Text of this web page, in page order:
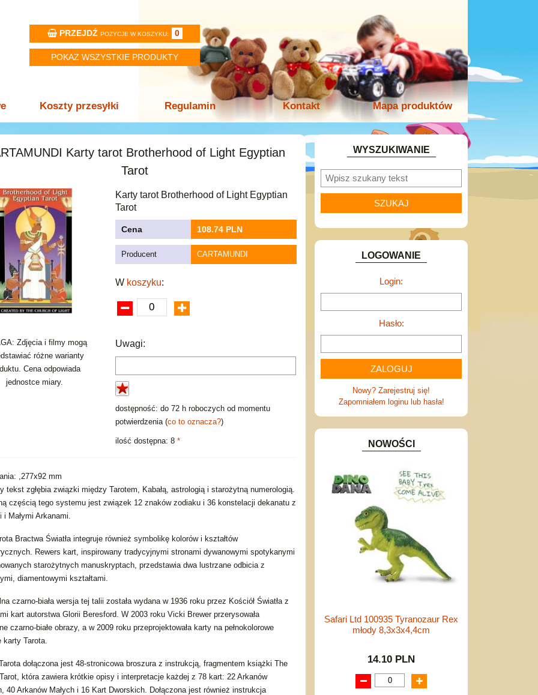
PRZEJDŹ POZYCJE W KOSZYKU: 0
POKAZ WSZYSTKIE PRODUKTY
Koszty przesyłki Regulamin Kontakt Mapa produktów
Karty tarot Brotherhood of Light Egyptian
Tarot
Zdjęcia i filmy mogą
różne warianty
Cena odpowiada
jednostce miary.
Karty tarot Brotherhood of Light Egyptian
Tarot
Cena 108.74 PLN
Producent CARTAMUNDI
W koszyku:
Uwagi:
dostępność: do 72 h roboczych od momentu
potwierdzenia (co to oznacza?)
ilość dostępna: 8 *
,277x92 mm
tekst zgłębia związki między Tarotem, Kabałą, astrologią i starożytną numerologią.
częścią tego systemu jest związek 12 znaków zodiaku i 36 konstelacji dekanatu z
i Małymi Arkanami.
Bractwa Światła integruje również symbolikę kolorów i kształtów
Rewers kart, inspirowany tradycyjnymi stronami dywanowymi spotykanymi
starożytnych manuskryptach, przedstawia dwa lustrzane odbicia z
diamentowymi kształtami.
czarno-biała wersja tej talii została wydana w 1936 roku przez Kościół Światła z
kart autorstwa Glorii Beresford. W 2003 roku Vicki Brewer przerysowała
czarno-białe obrazy, a w 2009 roku przeprojektowała karty na pełnokolorowe
karty Tarota.
dołączona jest 48-stronicowa broszura z instrukcją, fragmentem książki The
która zawiera krótkie opisy i interpretacje każdej z 78 kart: 22 Arkanów
40 Arkanów Małych i 16 Kart Dworskich. Dołączona jest również instrukcja
WYSZUKIWANIE
LOGOWANIE
Login:
Hasło:
Nowy? Zarejestruj się!
Zapomniałem loginu lub hasła!
NOWOŚCI
Safari Ltd 100935 Tyranozaur Rex
młody 8,3x3x4,4cm
14.10 PLN